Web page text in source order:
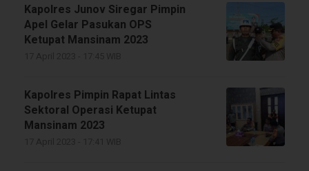
Kapolres Junov Siregar Pimpin
Apel Gelar Pasukan OPS
Ketupat Mansinam 2023
Kapolres Pimpin Rapat Lintas
Sektoral Operasi Ketupat
Mansinam 2023